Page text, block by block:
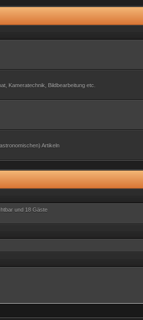
Kameratechnik, Bildbearbeitung etc.
Artikeln
und 18 Gäste